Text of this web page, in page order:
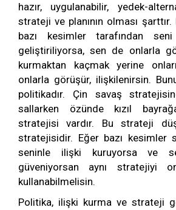
hazır, uygulanabilir, yedek-
strateji ve planının olması
bazı kesimler tarafından
geliştiriliyorsa, sen de onlarla
kurmaktan kaçmak yerine
onlarla görüşür, ilişkilenirsin.
politikadır. Çin savaş
sallarken özünde kızıl
stratejisi vardır. Bu strateji
stratejisidir. Eğer bazı kesimler
seninle ilişki kuruyorsa ve
güveniyorsan aynı stratejiyi
kullanabilmelisin.
Politika, ilişki kurma ve strateji